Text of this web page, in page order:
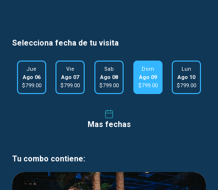
Selecciona fecha de tu visita
Jue
Ago 06
$799.00
Vie
Ago 07
$799.00
Sab
Ago 08
$799.00
Dom
Ago 09
$799.00
Lun
Ago 10
$799.00
Mas fechas
Tu combo contiene: